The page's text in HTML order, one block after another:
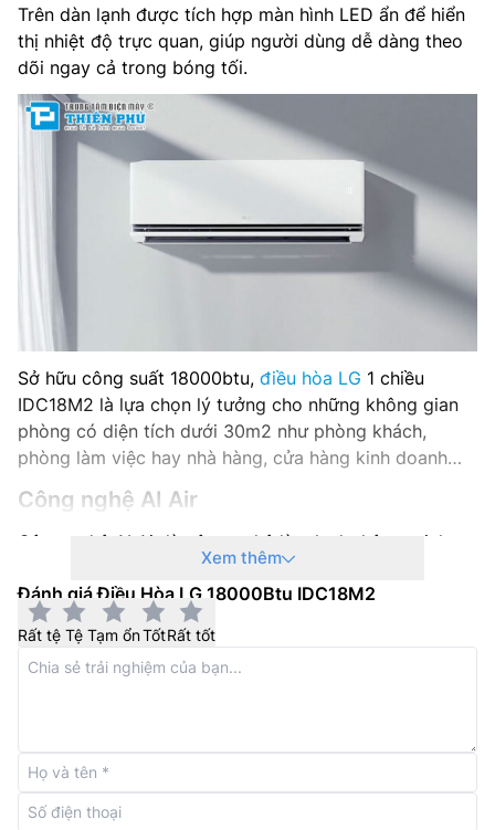
Kích thước dàn lạnh: 967x383x296 mm
Trọng lượng dàn lạnh: 11 kg
Kích thước dàn nóng: 920x588x393 mm
Trọng lượng dàn nóng: 28 kg
Nơi sản xuất: Thái Lan
Hãng sản xuất: LG
Trên dàn lạnh được tích hợp màn hình LED ẩn để hiển
thị nhiệt độ trực quan, giúp người dùng dễ dàng theo
dõi ngay cả trong bóng tối.
Sở hữu công suất 18000btu, điều hòa LG 1 chiều
IDC18M2 là lựa chọn lý tưởng cho những không gian
phòng có diện tích dưới 30m2 như phòng khách,
phòng làm việc hay nhà hàng, cửa hàng kinh doanh…
Công nghệ AI Air
Công nghệ AI Air là công nghệ làm lạnh thông minh
dựa trên trí tuệ nhân tạo và cảm biến thông minh để
tự động nhận diện người dùng, nhiệt độ, độ ẩm và tình
trạng phòng. Khi liên kết với ứng dụng LG ThinQ™, hệ
thống có thể tối ưu hướng gió và cường độ làm mát
dựa trên điều kiện không gian, giúp duy trì sự thoải
Xem thêm
Đánh giá Điều Hòa LG 18000Btu IDC18M2
Rất tệ Tệ Tạm ổnTốtRất tốt